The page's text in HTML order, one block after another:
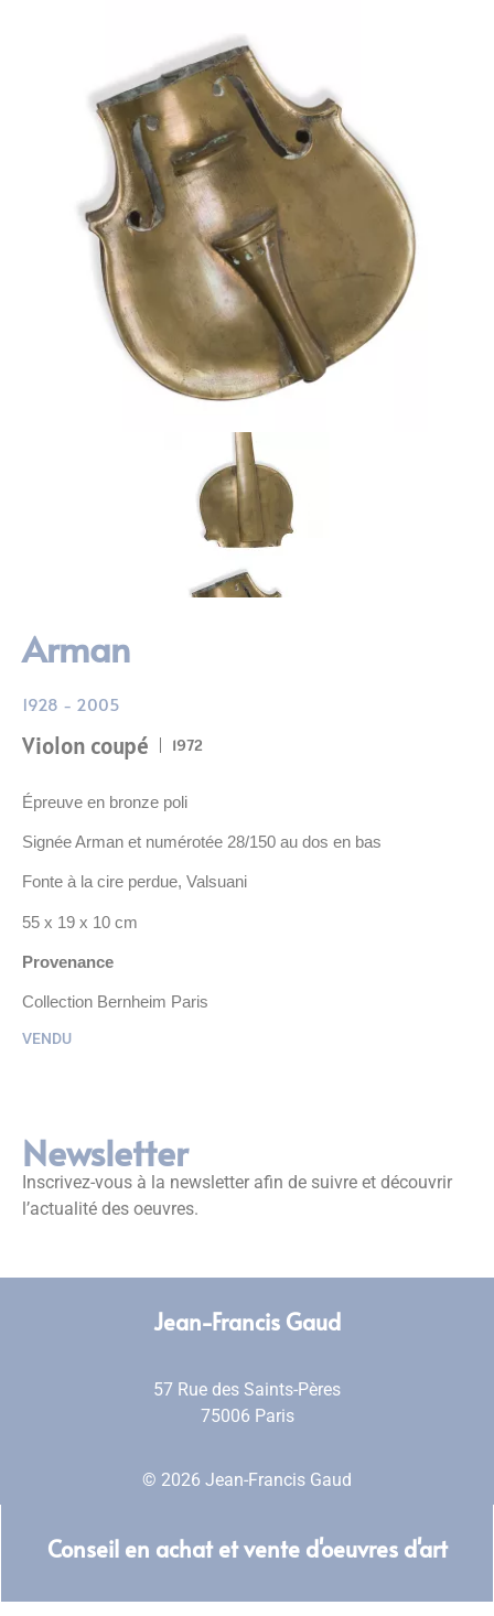
Arman
1928 - 2005
Violon coupé 1972
Épreuve en bronze poli
Signée Arman et numérotée 28/150 au dos en bas
Fonte à la cire perdue, Valsuani
55 x 19 x 10 cm
Provenance
Collection Bernheim Paris
VENDU
Newsletter
Inscrivez-vous à la newsletter afin de suivre et découvrir
l’actualité des oeuvres.
Jean-Francis Gaud
57 Rue des Saints-Pères
75006 Paris
© 2026 Jean-Francis Gaud
Conseil en achat et vente d'oeuvres d'art